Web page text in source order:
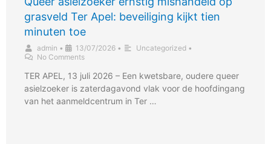
grasveld Ter Apel: beveiliging kijkt tien
minuten toe
admin • 13/07/2026 • Uncategorized •
No Comments
TER APEL, 13 juli 2026 – Een kwetsbare, oudere queer
asielzoeker is zaterdagavond vlak voor de hoofdingang
van het aanmeldcentrum in Ter …